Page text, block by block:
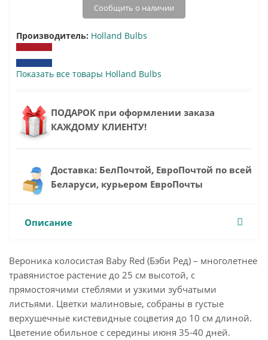
Сообщить о наличии
Производитель: Holland Bulbs
Показать все товары Holland Bulbs
ПОДАРОК при оформлении заказа
КАЖДОМУ КЛИЕНТУ!
Доставка: БелПочтой, ЕвроПочтой по всей
Беларуси, курьером ЕвроПочты
Описание
Вероника колосистая Baby Red (Бэби Ред) – многолетнее
травянистое растение до 25 см высотой, с
прямостоячими стеблями и узкими зубчатыми
листьями. Цветки малиновые, собраны в густые
верхушечные кистевидные соцветия до 10 см длиной.
Цветение обильное с середины июня 35-40 дней.